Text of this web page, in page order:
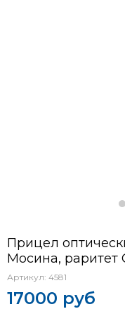
Прицел
Мосина, раритет
Артикул: 4581
17000 руб